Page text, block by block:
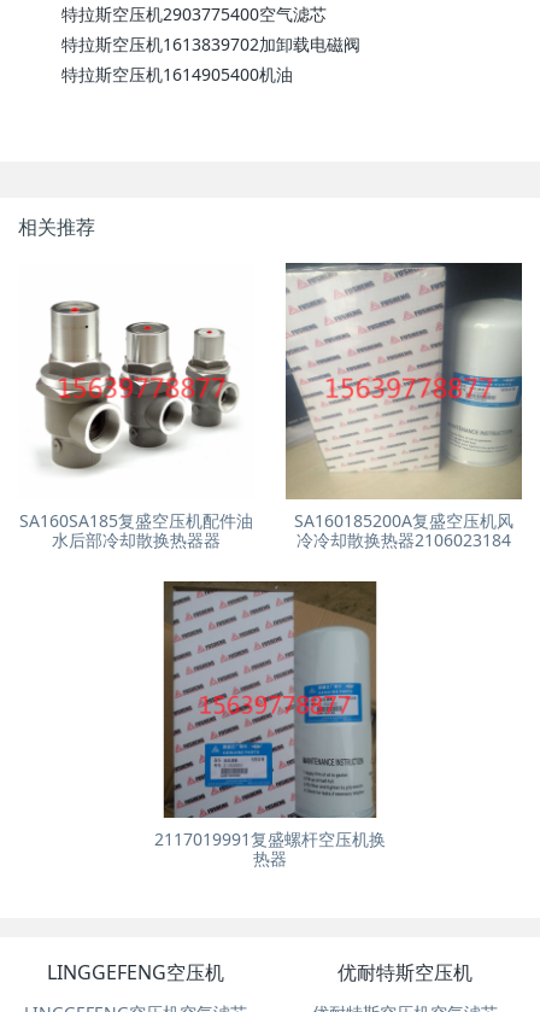
特拉斯空压机2903775400空气滤芯
特拉斯空压机1613839702加卸载电磁阀
特拉斯空压机1614905400机油
相关推荐
SA160SA185复盛空压机配件油
水后部冷却散换热器器
SA160185200A复盛空压机风
冷冷却散换热器2106023184
2117019991复盛螺杆空压机换
热器
LINGGEFENG空压机 优耐特斯空压机